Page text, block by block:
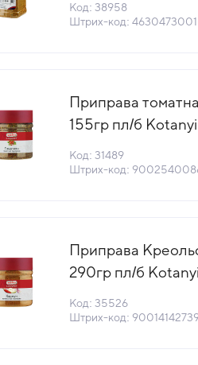
Россия (КОД
Код: 38958
Штрих-код:
Приправа
155гр пл/б
Код: 31489
Штрих-код:
Приправа
290гр пл/б
Код: 35526
Штрих-код: